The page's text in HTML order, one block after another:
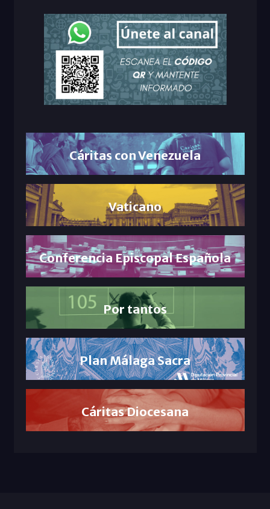
Cáritas con Venezuela
Vaticano
Conferencia Episcopal Española
Por tantos
Plan Málaga Sacra
Cáritas Diocesana